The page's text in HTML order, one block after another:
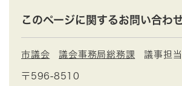
このページに関するお問い合わ
市議会 議会事務局総務課 議事担当
〒596-8510